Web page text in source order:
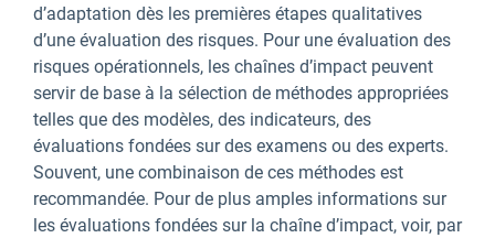
d’adaptation dès les premières étapes qualitatives
d’une évaluation des risques. Pour une évaluation des
risques opérationnels, les chaînes d’impact peuvent
servir de base à la sélection de méthodes appropriées
telles que des modèles, des indicateurs, des
évaluations fondées sur des examens ou des experts.
Souvent, une combinaison de ces méthodes est
recommandée. Pour de plus amples informations sur
les évaluations fondées sur la chaîne d’impact, voir, par